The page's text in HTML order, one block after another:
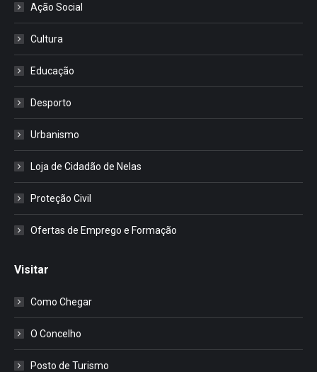
Ação Social
Cultura
Educação
Desporto
Urbanismo
Loja de Cidadão de Nelas
Proteção Civil
Ofertas de Emprego e Formação
Visitar
Como Chegar
O Concelho
Posto de Turismo